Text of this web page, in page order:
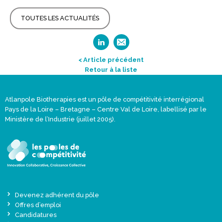
TOUTES LES ACTUALITÉS
< Article précédent
Retour à la liste
Atlanpole Biotherapies est un pôle de compétitivité interrégional
Pays de la Loire – Bretagne – Centre Val de Loire, labellisé par le
Ministère de l’Industrie (juillet 2005).
Devenez adhérent du pôle
Offres d’emploi
Candidatures